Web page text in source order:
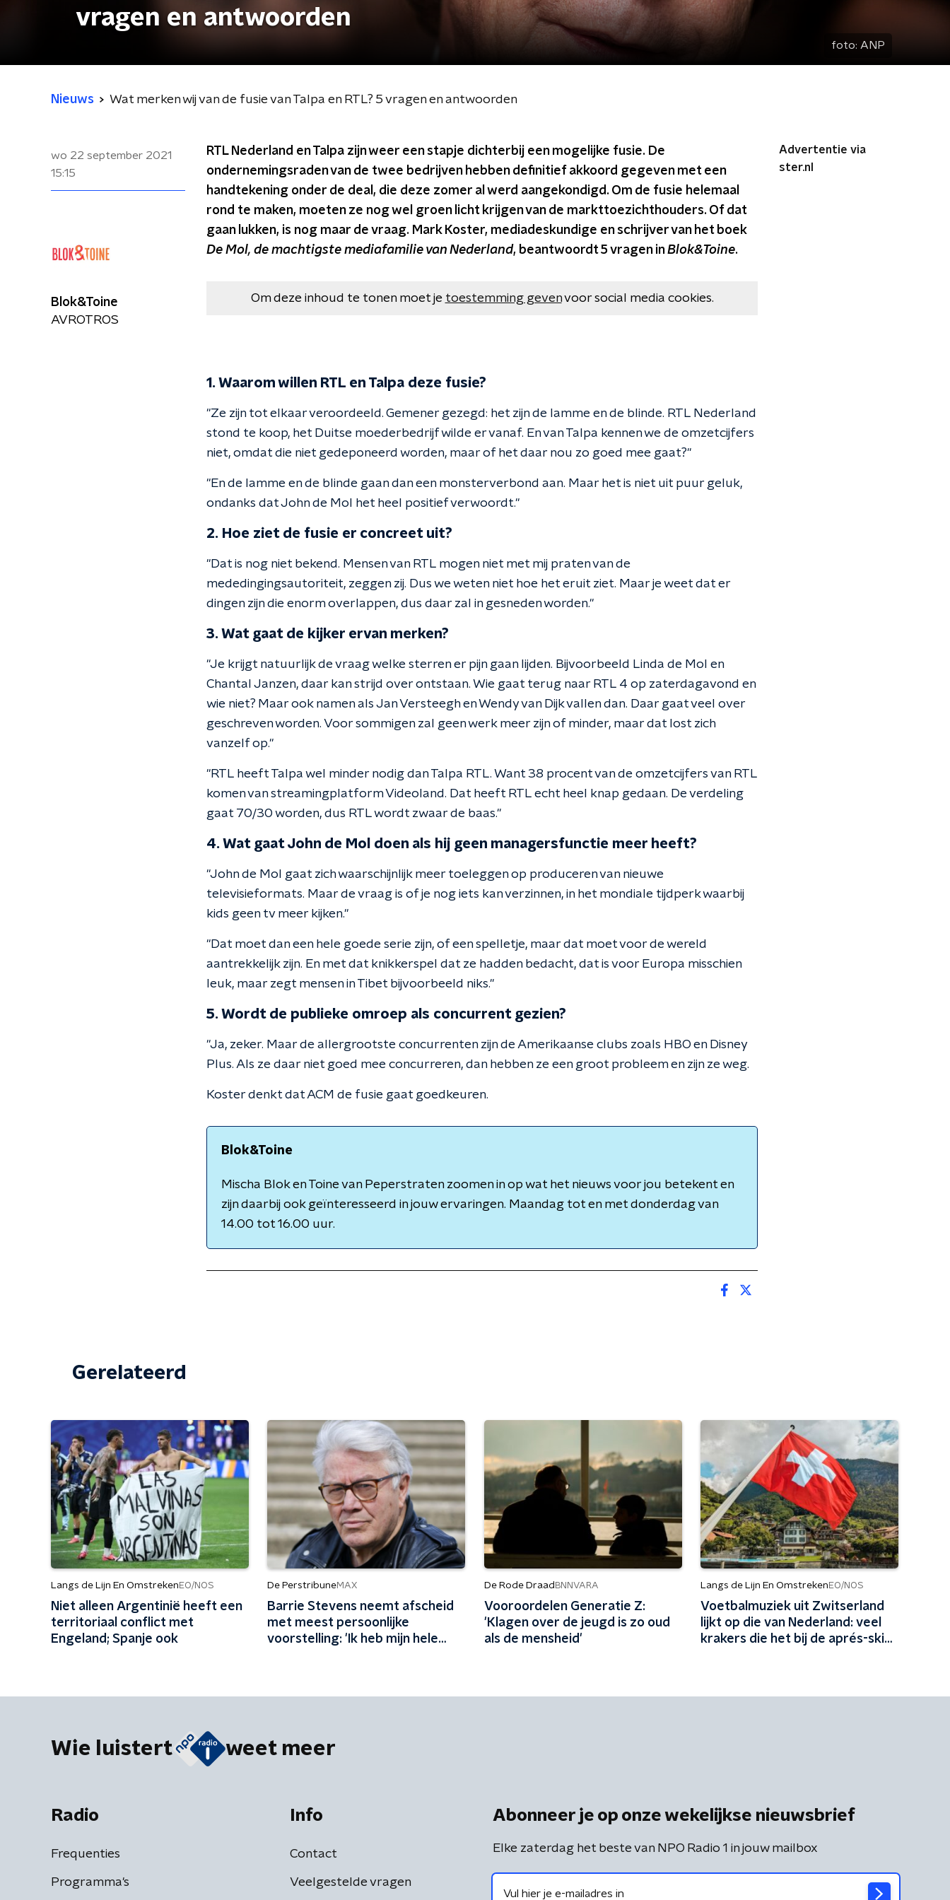
vragen en antwoorden
foto: ANP
Nieuws Wat merken wij van de fusie van Talpa en RTL? 5 vragen en antwoorden
wo 22 september 2021
15:15
RTL Nederland en Talpa zijn weer een stapje dichterbij een mogelijke fusie. De
ondernemingsraden van de twee bedrijven hebben definitief akkoord gegeven met een
handtekening onder de deal, die deze zomer al werd aangekondigd. Om de fusie helemaal
rond te maken, moeten ze nog wel groen licht krijgen van de markttoezichthouders. Of dat
gaan lukken, is nog maar de vraag. Mark Koster, mediadeskundige en schrijver van het boek
De Mol, de machtigste mediafamilie van Nederland, beantwoordt 5 vragen inBlok&Toine.
Om deze inhoud te tonen moet je toestemming gevenvoor social media cookies.
1. Waarom willen RTL en Talpa deze fusie?
"Ze zijn tot elkaar veroordeeld. Gemener gezegd: het zijn de lamme en de blinde. RTL Nederland
stond te koop, het Duitse moederbedrijf wilde er vanaf. En van Talpa kennen we de omzetcijfers
niet, omdat die niet gedeponeerd worden, maar of het daar nou zo goed mee gaat?"
"En de lamme en de blinde gaan dan een monsterverbond aan. Maar het is niet uit puur geluk,
ondanks dat John de Mol het heel positief verwoordt."
2. Hoe ziet de fusie er concreet uit?
"Dat is nog niet bekend. Mensen van RTL mogen niet met mij praten van de
mededingingsautoriteit, zeggen zij. Dus we weten niet hoe het eruit ziet. Maar je weet dat er
dingen zijn die enorm overlappen, dus daar zal in gesneden worden."
3. Wat gaat de kijker ervan merken?
"Je krijgt natuurlijk de vraag welke sterren er pijn gaan lijden. Bijvoorbeeld Linda de Mol en
Chantal Janzen, daar kan strijd over ontstaan. Wie gaat terug naar RTL 4 op zaterdagavond en
wie niet? Maar ook namen als Jan Versteegh en Wendy van Dijk vallen dan. Daar gaat veel over
geschreven worden. Voor sommigen zal geen werk meer zijn of minder, maar dat lost zich
vanzelf op."
"RTL heeft Talpa wel minder nodig dan Talpa RTL. Want 38 procent van de omzetcijfers van RTL
komen van streamingplatform Videoland. Dat heeft RTL echt heel knap gedaan. De verdeling
gaat 70/30 worden, dus RTL wordt zwaar de baas."
4. Wat gaat John de Mol doen als hij geen managersfunctie meer heeft?
"John de Mol gaat zich waarschijnlijk meer toeleggen op produceren van nieuwe
televisieformats. Maar de vraag is of je nog iets kan verzinnen, in het mondiale tijdperk waarbij
kids geen tv meer kijken."
"Dat moet dan een hele goede serie zijn, of een spelletje, maar dat moet voor de wereld
aantrekkelijk zijn. En met dat knikkerspel dat ze hadden bedacht, dat is voor Europa misschien
leuk, maar zegt mensen in Tibet bijvoorbeeld niks."
5. Wordt de publieke omroep als concurrent gezien?
"Ja, zeker. Maar de allergrootste concurrenten zijn de Amerikaanse clubs zoals HBO en Disney
Plus. Als ze daar niet goed mee concurreren, dan hebben ze een groot probleem en zijn ze weg.
Koster denkt dat ACM de fusie gaat goedkeuren.
Blok&Toine
Mischa Blok en Toine van Peperstraten zoomen in op wat het nieuws voor jou betekent en
zijn daarbij ook geïnteresseerd in jouw ervaringen. Maandag tot en met donderdag van
14.00 tot 16.00 uur.
Advertentie via
ster.nl
Blok&Toine
AVROTROS
Gerelateerd
Langs de Lijn En Omstreken EO/NOS
Niet alleen Argentinië heeft een
territoriaal conflict met
Engeland; Spanje ook
De PerstribuneMAX
Barrie Stevens neemt afscheid
met meest persoonlijke
voorstelling: 'Ik heb mijn hele
De Rode Draad BNNVARA
Vooroordelen Generatie Z:
'Klagen over de jeugd is zo oud
als de mensheid'
Langs de Lijn En Omstreken EO/NOS
Voetbalmuziek uit Zwitserland
lijkt op die van Nederland: veel
krakers die het bij de aprés-ski
Wie luistert weet meer
Radio
Frequenties
Programma's
Info
Contact
Veelgestelde vragen
Abonneer je op onze wekelijkse nieuwsbrief
Elke zaterdag het beste van NPO Radio 1 in jouw mailbox